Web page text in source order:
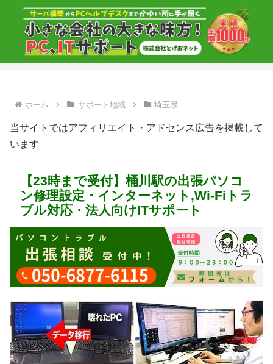
ホーム サポート地域 埼玉県
当サイトではアフィリエイト・アドセンス広告を掲載して
います
【23時まで受付】桶川駅の出張パソコ
ン修理設定・インターネット,Wi-Fiトラ
ブル対応・法人向けITサポート